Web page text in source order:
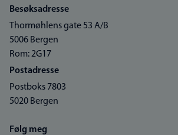
Besøksadresse
Thormøhlens gate 53 A/B
5006 Bergen
Rom: 2G17
Postadresse
Postboks 7803
5020 Bergen
Følg meg